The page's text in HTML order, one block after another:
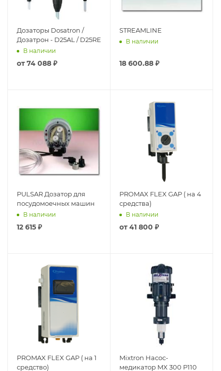
Дозаторы Dosatron /
Дозатрон - D25AL / D25RE
В наличии
от74 088 ₽
STREAMLINE
В наличии
18 600.88 ₽
PULSAR Дозатор для
посудомоечных машин
В наличии
12 615 ₽
PROMAX FLEX GAP ( на 4
средства)
В наличии
от41 800 ₽
PROMAX FLEX GAP ( на 1
средство)
Mixtron Насос-
медикатор MX 300 P110